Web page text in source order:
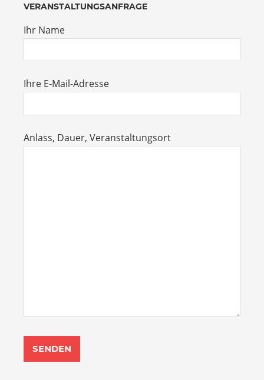
VERANSTALTUNGSANFRAGE
Ihr Name
Ihre E-Mail-Adresse
Anlass, Dauer, Veranstaltungsort